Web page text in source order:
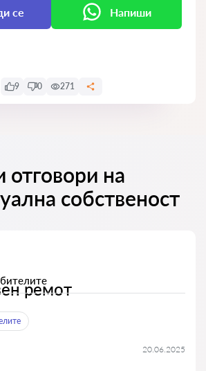
се Напиши
9 0 271
отговори на
собственост
ремот
20.06.2025